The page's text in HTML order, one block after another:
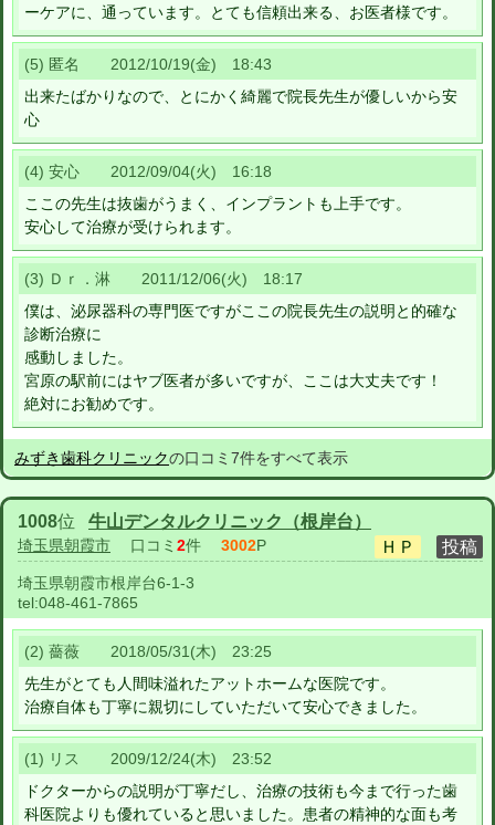
ーケアに、通っています。とても信頼出来る、お医者様です。
(5) 匿名 2012/10/19(金) 18:43
出来たばかりなので、とにかく綺麗で院長先生が優しいから安
心
(4) 安心 2012/09/04(火) 16:18
ここの先生は抜歯がうまく、インプラントも上手です。
安心して治療が受けられます。
(3) Ｄｒ．淋 2011/12/06(火) 18:17
僕は、泌尿器科の専門医ですがここの院長先生の説明と的確な
診断治療に
感動しました。
宮原の駅前にはヤブ医者が多いですが、ここは大丈夫です！
絶対にお勧めです。
みずき歯科クリニックの口コミ7件をすべて表示
1008位 牛山デンタルクリニック（根岸台）
埼玉県朝霞市 口コミ 2件 3002P
埼玉県朝霞市根岸台6-1-3
tel:048-461-7865
(2) 薔薇 2018/05/31(木) 23:25
先生がとても人間味溢れたアットホームな医院です。
治療自体も丁寧に親切にしていただいて安心できました。
(1) リス 2009/12/24(木) 23:52
ドクターからの説明が丁寧だし、治療の技術も今まで行った歯
科医院よりも優れていると思いました。患者の精神的な面も考